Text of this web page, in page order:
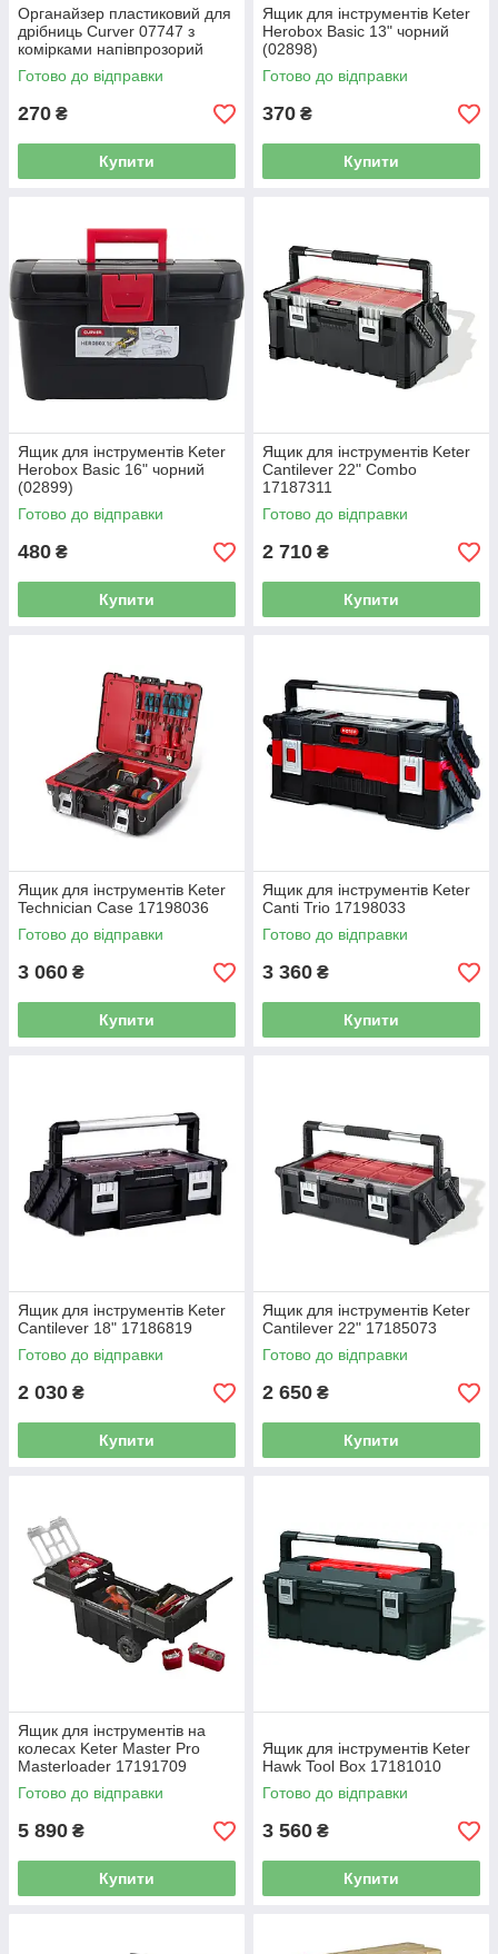
Органайзер пластиковий для
дрібниць Curver 07747 з
комірками напівпрозорий
Готово до відправки
270 ₴
Купити
Ящик для інструментів Keter
Herobox Basic 13" чорний
(02898)
Готово до відправки
370 ₴
Купити
Ящик для інструментів Keter
Herobox Basic 16" чорний
(02899)
Готово до відправки
480 ₴
Купити
Ящик для інструментів Keter
Cantilever 22" Combo
17187311
Готово до відправки
2 710 ₴
Купити
Ящик для інструментів Keter
Technician Case 17198036
Готово до відправки
3 060 ₴
Купити
Ящик для інструментів Keter
Canti Trio 17198033
Готово до відправки
3 360 ₴
Купити
Ящик для інструментів Keter
Cantilever 18" 17186819
Готово до відправки
2 030 ₴
Купити
Ящик для інструментів Keter
Cantilever 22" 17185073
Готово до відправки
2 650 ₴
Купити
Ящик для інструментів на
колесах Keter Master Pro
Masterloader 17191709
Готово до відправки
5 890 ₴
Купити
Ящик для інструментів Keter
Hawk Tool Box 17181010
Готово до відправки
3 560 ₴
Купити